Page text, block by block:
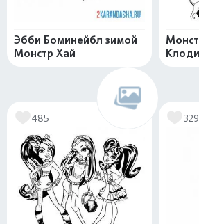
Эбби Боминейбл зимой
Монстр Хай
485 329